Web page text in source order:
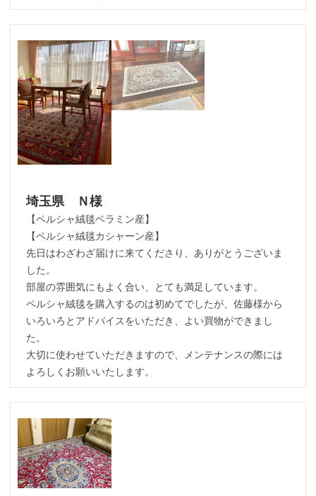
埼玉県 Ｎ様
【ペルシャ絨毯ベラミン産】
【ペルシャ絨毯カシャーン産】
先日はわざわざ届けに来てくださり、ありがとうございま
した。
部屋の雰囲気にもよく合い、とても満足しています。
ペルシャ絨毯を購入するのは初めてでしたが、佐藤様から
いろいろとアドバイスをいただき、よい買物ができまし
た。
大切に使わせていただきますので、メンテナンスの際には
よろしくお願いいたします。